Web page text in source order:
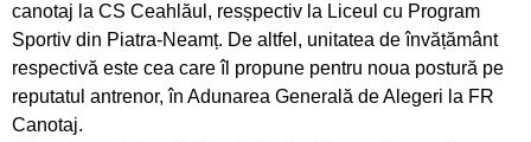
Canotorii CS Ceahlăul și LPS Piatra Neamț, pe
podium la Campionatele Naționale ale Juniorilor
Canotajul pietrean, o "uzină de medalii"
canotaj la CS Ceahlăul, resșpectiv la Liceul cu Program
Sportiv din Piatra-Neamț. De altfel, unitatea de învățământ
respectivă este cea care îl propune pentru noua postură pe
reputatul antrenor, în Adunarea Generală de Alegeri la FR
Canotaj.